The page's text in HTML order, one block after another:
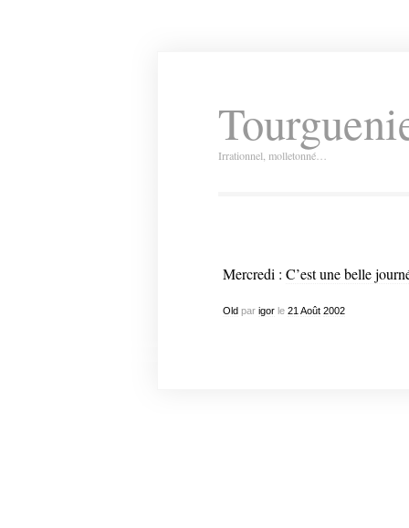
Irrationnel, molletonné…
Mercredi : C’est une belle
Oldpar igorle 21 Août 2002